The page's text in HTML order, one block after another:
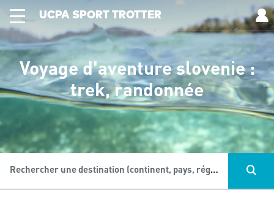
UCPA SPORT TROTTER
Voyage d'aventure slovenie :
trek, randonnée
Rechercher une destination (continent, pays, région...), une activité...